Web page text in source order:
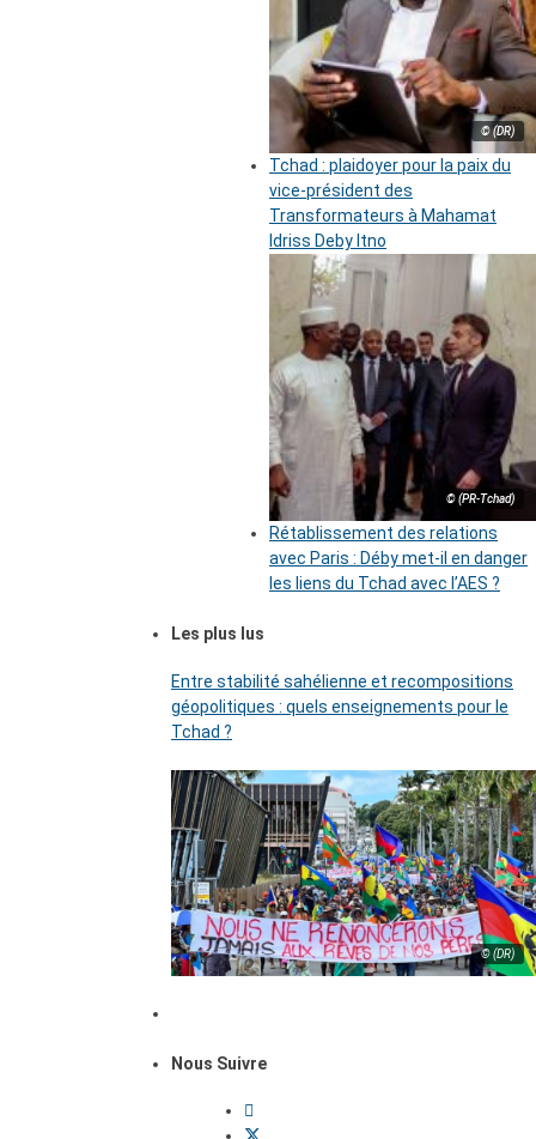
© (DR)
Tchad : plaidoyer pour la paix du
vice-président des
Transformateurs à Mahamat
Idriss Deby Itno
© (PR-Tchad)
Rétablissement des relations
avec Paris : Déby met-il en danger
les liens du Tchad avec l’AES ?
Les plus lus
Entre stabilité sahélienne et recompositions
géopolitiques : quels enseignements pour le
Tchad ?
© (DR)
Nous Suivre